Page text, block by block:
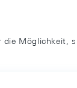
Möglichkeit,